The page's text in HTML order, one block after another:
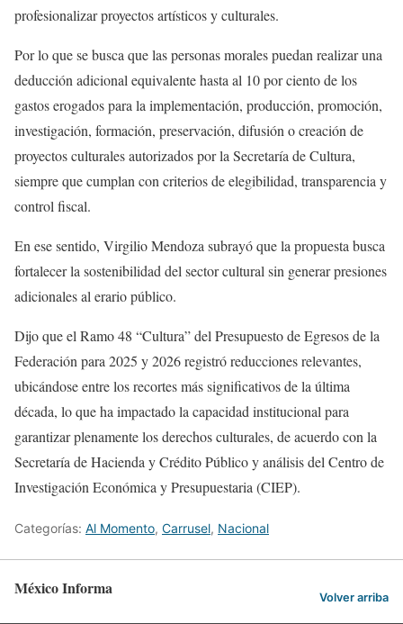
profesionalizar proyectos artísticos y culturales.
Por lo que se busca que las personas morales puedan realizar una
deducción adicional equivalente hasta al 10 por ciento de los
gastos erogados para la implementación, producción, promoción,
investigación, formación, preservación, difusión o creación de
proyectos culturales autorizados por la Secretaría de Cultura,
siempre que cumplan con criterios de elegibilidad, transparencia y
control fiscal.
En ese sentido, Virgilio Mendoza subrayó que la propuesta busca
fortalecer la sostenibilidad del sector cultural sin generar presiones
adicionales al erario público.
Dijo que el Ramo 48 “Cultura” del Presupuesto de Egresos de la
Federación para 2025 y 2026 registró reducciones relevantes,
ubicándose entre los recortes más significativos de la última
década, lo que ha impactado la capacidad institucional para
garantizar plenamente los derechos culturales, de acuerdo con la
Secretaría de Hacienda y Crédito Público y análisis del Centro de
Investigación Económica y Presupuestaria (CIEP).
Categorías: Al Momento, Carrusel, Nacional
México Informa Volver arriba